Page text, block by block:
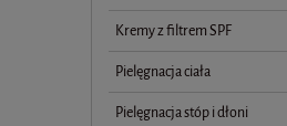
Kremy z filtrem SPF
Pielęgnacja ciała
Pielęgnacja stóp i dłoni